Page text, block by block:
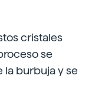
cristales
se
la burbuja y se